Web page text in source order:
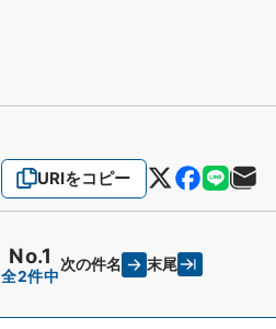
URIをコピー
No.1
全2件中
次の件名 末尾